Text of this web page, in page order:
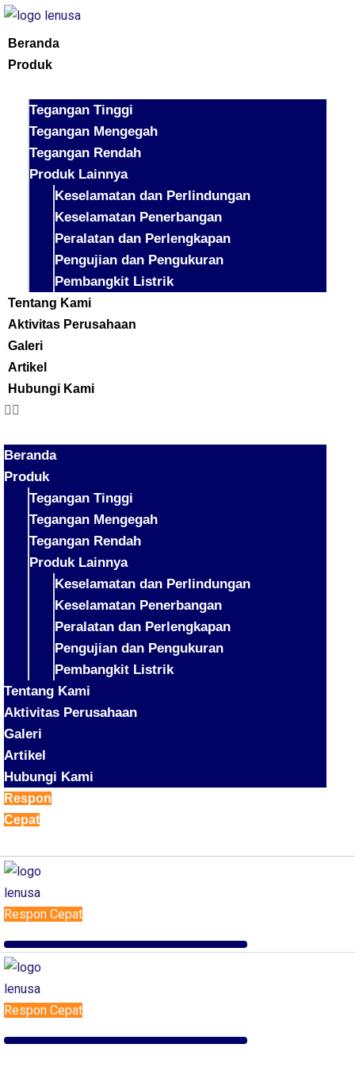
Beranda
Produk
Tegangan Tinggi
Tegangan Mengegah
Tegangan Rendah
Produk Lainnya
Keselamatan dan Perlindungan
Keselamatan Penerbangan
Peralatan dan Perlengkapan
Pengujian dan Pengukuran
Pembangkit Listrik
Tentang Kami
Aktivitas Perusahaan
Galeri
Artikel
Hubungi Kami
Beranda
Produk
Tegangan Tinggi
Tegangan Mengegah
Tegangan Rendah
Produk Lainnya
Keselamatan dan Perlindungan
Keselamatan Penerbangan
Peralatan dan Perlengkapan
Pengujian dan Pengukuran
Pembangkit Listrik
Tentang Kami
Aktivitas Perusahaan
Galeri
Artikel
Hubungi Kami
Respon
Cepat
Respon Cepat
Respon Cepat